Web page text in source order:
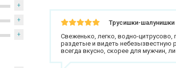
+
+
+
Трусишки-шалунишки
Свеженько, легко, водно-цитрусово,
раздетые и видеть небезызвестную
всегда вкусно, скорее для мужчин,